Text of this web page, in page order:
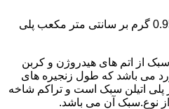
پلی اتیلن با دانسیته 0.941 تا 0.959 گرم بر سانتی متر مکعب پلی
سبک از اتم های هیدروژن و کربن
می باشد که طول زنجیره های
۵۰ بار بلندتر از پلی اتیلن سبک است و تراکم شاخه
از نوع.سبک آن می باشد.